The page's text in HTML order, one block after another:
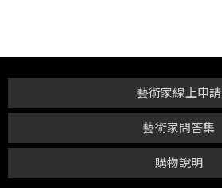
購物說明
藝術家問答集
藝術家線上申請